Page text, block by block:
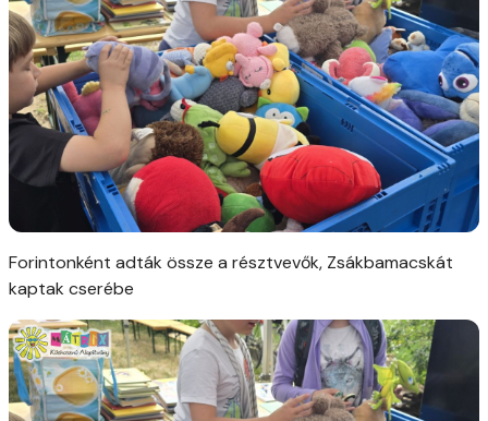
Forintonként adták össze a résztvevők, Zsákbamacskát
kaptak cserébe